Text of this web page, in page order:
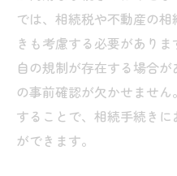
相続税申告の基
相続税申告に必
専門家に相談す
相続税計算の基
税務署への申告
では、相続税や不動産の
きも考慮する必要があり
自の規制が存在する場合
の事前確認が欠かせませ
することで、相続手続き
ができます。